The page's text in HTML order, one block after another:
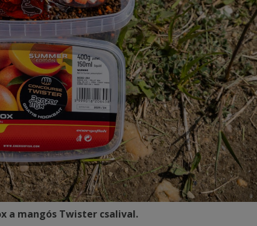
a mangós Twister csalival.